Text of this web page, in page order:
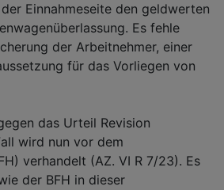
Einnahmeseite den geldwerten
Es fehle
der Arbeitnehmer, einer
für das Vorliegen von
das Urteil Revision
wird nun vor dem
verhandelt (AZ. VI R 7/23). Es
der BFH in dieser